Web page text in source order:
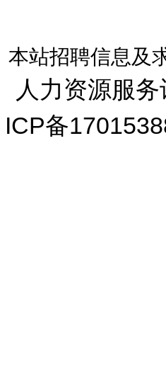
本站招聘信息及
人力资源服
ICP备